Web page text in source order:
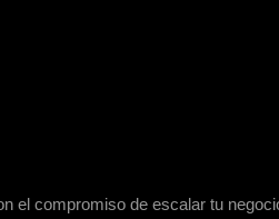
el compromiso de escalar tu